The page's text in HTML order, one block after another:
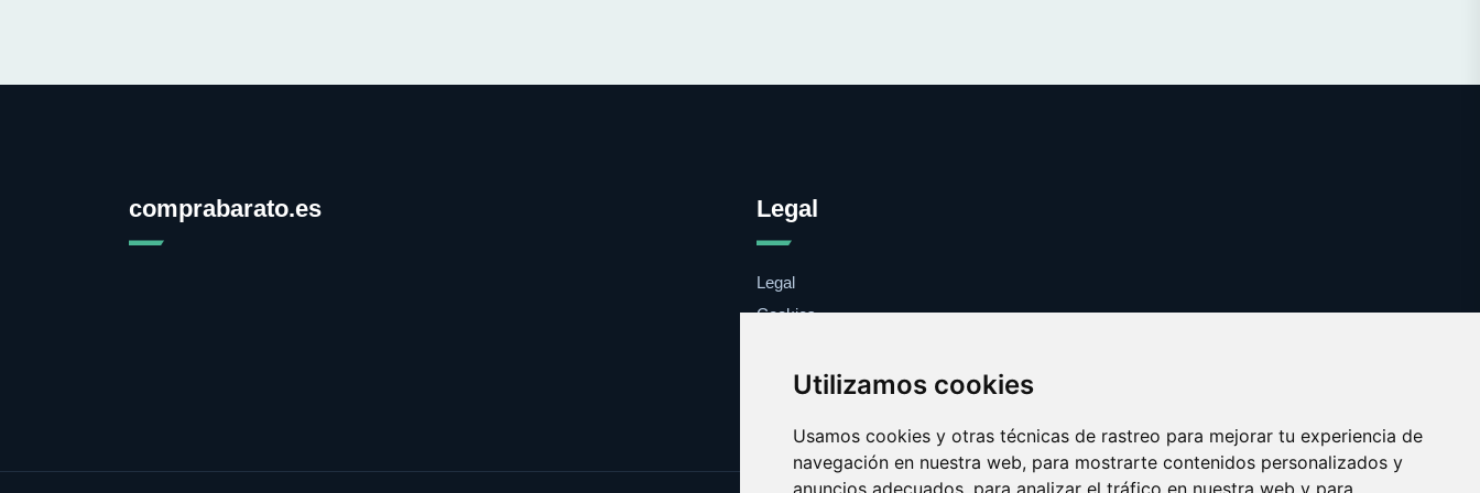
Utilizamos cookies
Usamos cookies y otras técnicas de rastreo para mejorar tu experiencia de
navegación en nuestra web, para mostrarte contenidos personalizados y
anuncios adecuados, para analizar el tráfico en nuestra web y para
comprabarato.es Legal
Legal
Cookies